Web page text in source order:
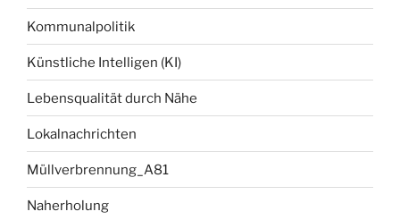
Kommunalpolitik
Künstliche Intelligen (KI)
Lebensqualität durch Nähe
Lokalnachrichten
Müllverbrennung_A81
Naherholung